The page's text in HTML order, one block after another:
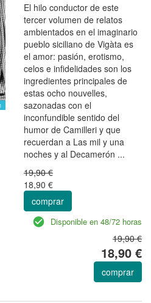
El hilo conductor de este
tercer volumen de relatos
ambientados en el imaginario
pueblo siciliano de Vigàta es
el amor: pasión, erotismo,
celos e infidelidades son los
ingredientes principales de
estas ocho nouvelles,
sazonadas con el
inconfundible sentido del
humor de Camilleri y que
recuerdan a Las mil y una
noches y al Decamerón ...
19,90 €
18,90 €
comprar
Disponible en 48/72 horas
19,90 €
18,90 €
comprar